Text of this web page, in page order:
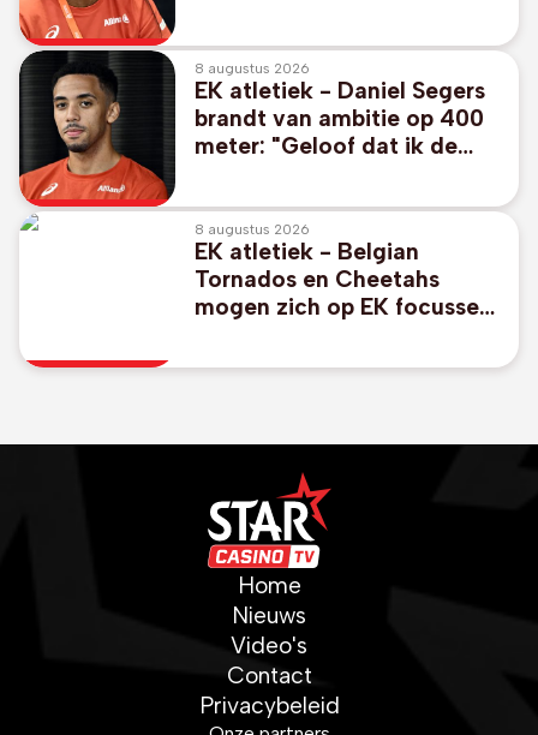
8 augustus 2026
EK atletiek - Daniel Segers
brandt van ambitie op 400
meter: "Geloof dat ik de
8 augustus 2026
EK atletiek - Belgian
Tornados en Cheetahs
mogen zich op EK focussen
Home
Nieuws
Video's
Contact
Privacybeleid